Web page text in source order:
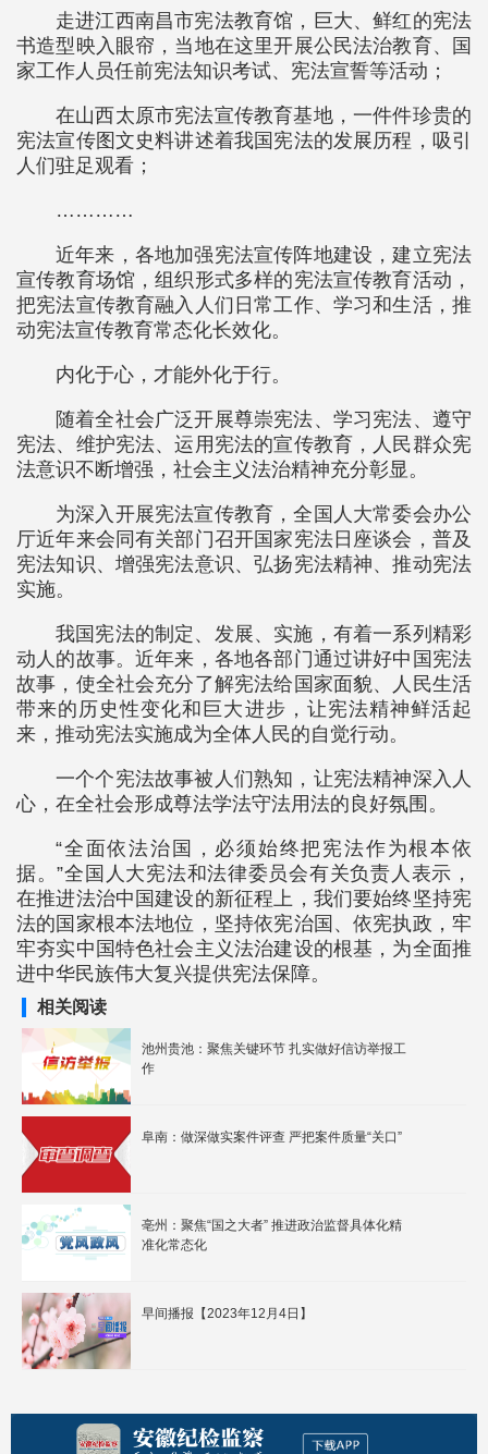
走进江西南昌市宪法教育馆，巨大、鲜红的宪法
书造型映入眼帘，当地在这里开展公民法治教育、国
家工作人员任前宪法知识考试、宪法宣誓等活动；
在山西太原市宪法宣传教育基地，一件件珍贵的
宪法宣传图文史料讲述着我国宪法的发展历程，吸引
人们驻足观看；
…………
近年来，各地加强宪法宣传阵地建设，建立宪法
宣传教育场馆，组织形式多样的宪法宣传教育活动，
把宪法宣传教育融入人们日常工作、学习和生活，推
动宪法宣传教育常态化长效化。
内化于心，才能外化于行。
随着全社会广泛开展尊崇宪法、学习宪法、遵守
宪法、维护宪法、运用宪法的宣传教育，人民群众宪
法意识不断增强，社会主义法治精神充分彰显。
为深入开展宪法宣传教育，全国人大常委会办公
厅近年来会同有关部门召开国家宪法日座谈会，普及
宪法知识、增强宪法意识、弘扬宪法精神、推动宪法
实施。
我国宪法的制定、发展、实施，有着一系列精彩
动人的故事。近年来，各地各部门通过讲好中国宪法
故事，使全社会充分了解宪法给国家面貌、人民生活
带来的历史性变化和巨大进步，让宪法精神鲜活起
来，推动宪法实施成为全体人民的自觉行动。
一个个宪法故事被人们熟知，让宪法精神深入人
心，在全社会形成尊法学法守法用法的良好氛围。
“全面依法治国，必须始终把宪法作为根本依
据。”全国人大宪法和法律委员会有关负责人表示，
在推进法治中国建设的新征程上，我们要始终坚持宪
法的国家根本法地位，坚持依宪治国、依宪执政，牢
牢夯实中国特色社会主义法治建设的根基，为全面推
进中华民族伟大复兴提供宪法保障。
相关阅读
池州贵池：聚焦关键环节 扎实做好信访举报工
作
阜南：做深做实案件评查 严把案件质量“关口”
亳州：聚焦“国之大者” 推进政治监督具体化精
准化常态化
早间播报【2023年12月4日】